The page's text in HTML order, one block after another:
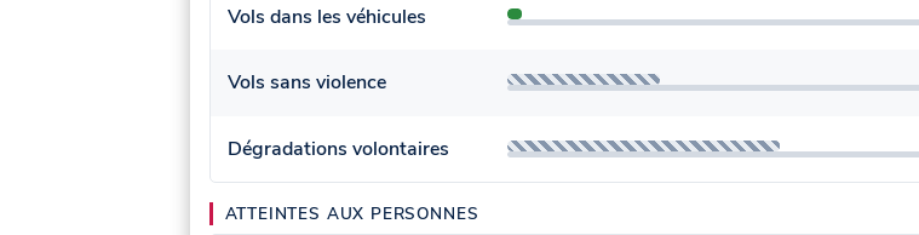
Vols dans les véhicules
Vols sans violence
Dégradations volontaires
ATTEINTES AUX PERSONNES